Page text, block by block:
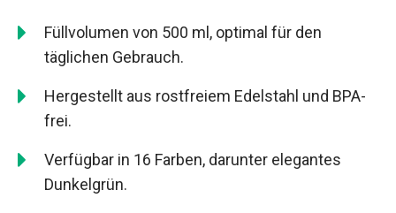
Füllvolumen von 500 ml, optimal für den
täglichen Gebrauch.
Hergestellt aus rostfreiem Edelstahl und BPA-
frei.
Verfügbar in 16 Farben, darunter elegantes
Dunkelgrün.